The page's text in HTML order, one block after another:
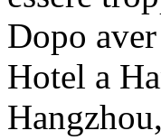
Dopo
Hotel a